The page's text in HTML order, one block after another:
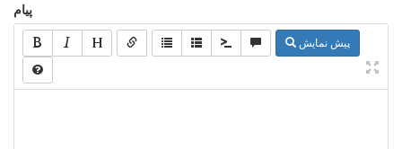
پیام
پیش نمایش